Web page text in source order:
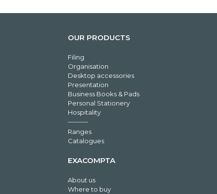
OUR PRODUCTS
Filing
Organisation
Desktop accessories
Presentation
Business Books & Pads
Personal Stationery
Hospitality
Ranges
Catalogues
EXACOMPTA
About us
Where to buy